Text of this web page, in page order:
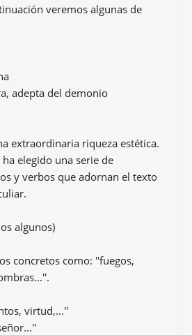
veremos algunas de
adepta del demonio
extraordinaria riqueza estética.
elegido una serie de
y verbos que adornan el texto
algunos)
concretos como: ''fuegos,
virtud,...''